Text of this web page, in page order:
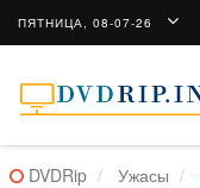
ПЯТНИЦА, 08-07-26
DVDRip Ужасы